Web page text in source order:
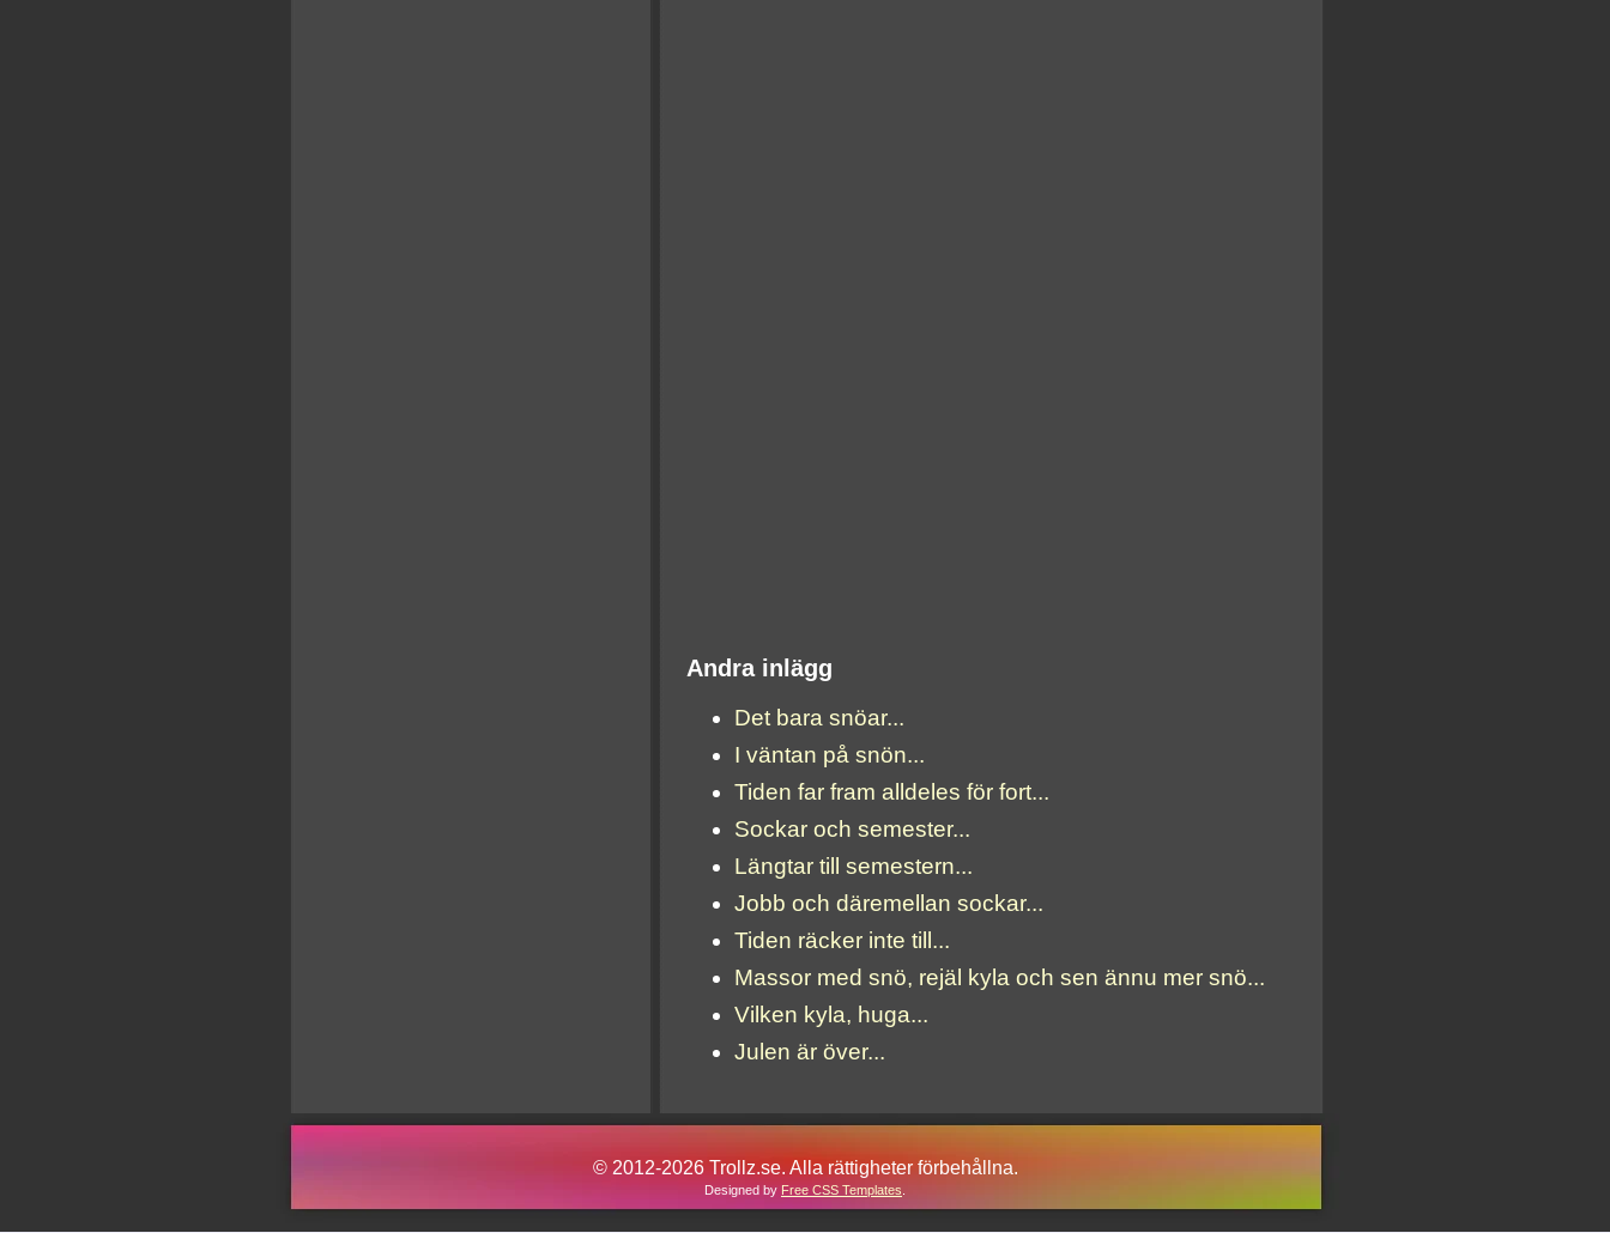
Andra inlägg
Det bara snöar...
I väntan på snön...
Tiden far fram alldeles för fort...
Sockar och semester...
Längtar till semestern...
Jobb och däremellan sockar...
Tiden räcker inte till...
Massor med snö, rejäl kyla och sen ännu mer snö...
Vilken kyla, huga...
Julen är över...
© 2012-2026 Trollz.se. Alla rättigheter förbehållna.
Designed by Free CSS Templates